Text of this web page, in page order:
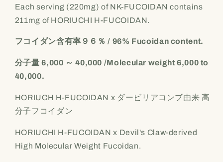
Each serving (220mg) of NK-FUCOIDAN contains
211mg of HORIUCHI H-FUCOIDAN.
フコイダン含有率９６％ / 96% Fucoidan content.
分子量 6,000 ～ 40,000 /Molecular weight 6,000 to
40,000.
HORIUCH H-FUCOIDAN x ダービリアコンブ由来 高
分子フコイダン
HORIUCHI H-FUCOIDAN x Devil's Claw-derived
High Molecular Weight Fucoidan.